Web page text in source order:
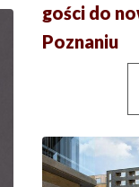
gości do
Poznaniu